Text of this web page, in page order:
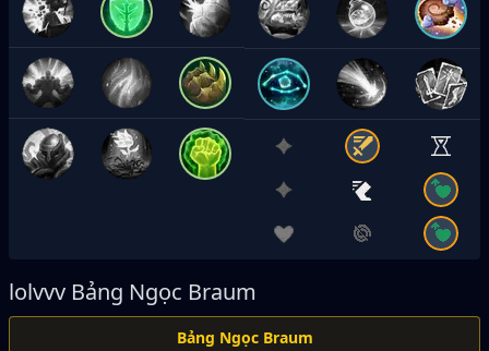
lolvvv Bảng Ngọc Braum
Bảng Ngọc Braum